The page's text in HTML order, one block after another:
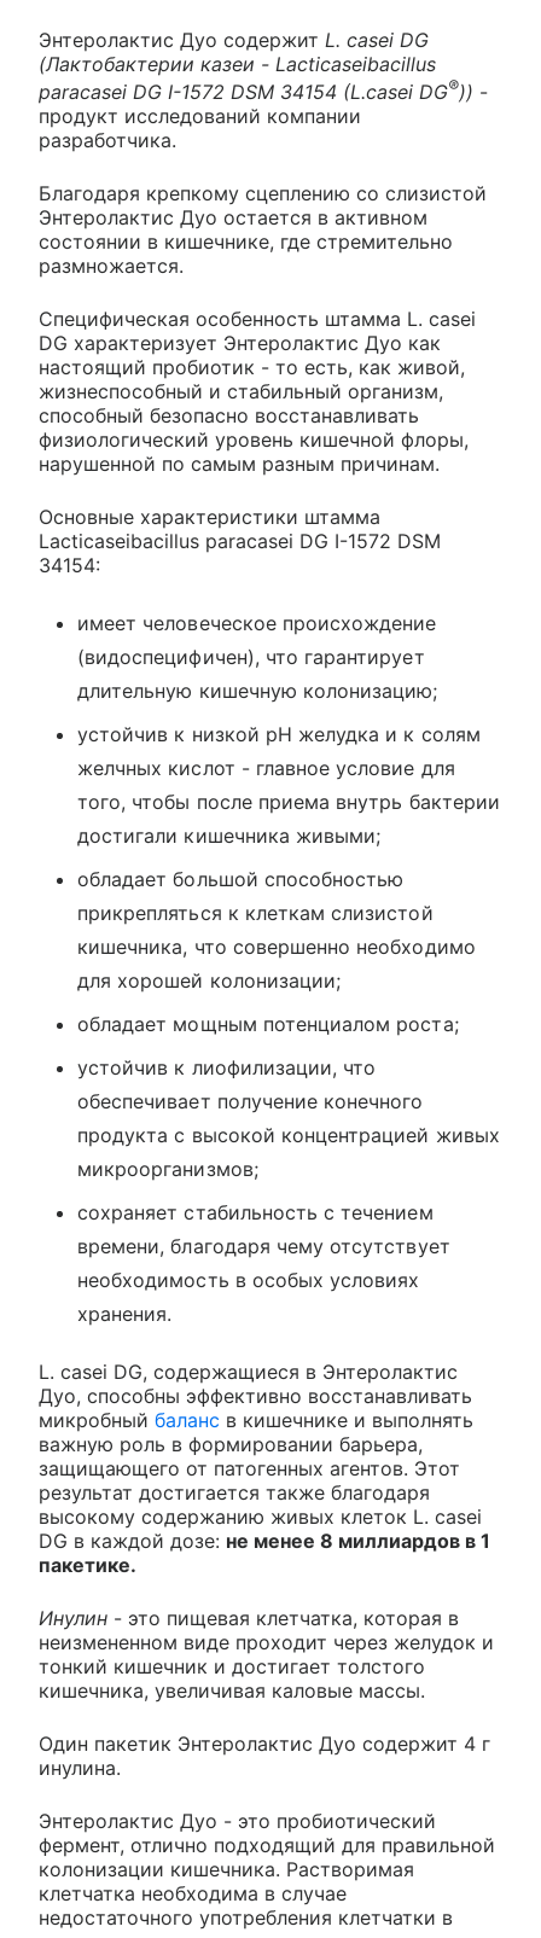
Энтеролактис Дуо содержит L. casei DG
(Лактобактерии казеи - Lacticaseibacillus
paracasei DG I-1572 DSM 34154 (L.casei DG®)) -
продукт исследований компании
разработчика.
Благодаря крепкому сцеплению со слизистой
Энтеролактис Дуо остается в активном
состоянии в кишечнике, где стремительно
размножается.
Специфическая особенность штамма L. casei
DG характеризует Энтеролактис Дуо как
настоящий пробиотик - то есть, как живой,
жизнеспособный и стабильный организм,
способный безопасно восстанавливать
физиологический уровень кишечной флоры,
нарушенной по самым разным причинам.
Основные характеристики штамма
Lacticaseibacillus paracasei DG I-1572 DSM
34154:
имеет человеческое происхождение
(видоспецифичен), что гарантирует
длительную кишечную колонизацию;
устойчив к низкой pH желудка и к солям
желчных кислот - главное условие для
того, чтобы после приема внутрь бактерии
достигали кишечника живыми;
обладает большой способностью
прикрепляться к клеткам слизистой
кишечника, что совершенно необходимо
для хорошей колонизации;
обладает мощным потенциалом роста;
устойчив к лиофилизации, что
обеспечивает получение конечного
продукта с высокой концентрацией живых
микроорганизмов;
сохраняет стабильность с течением
времени, благодаря чему отсутствует
необходимость в особых условиях
хранения.
L. casei DG, содержащиеся в Энтеролактис
Дуо, способны эффективно восстанавливать
микробный баланс в кишечнике и выполнять
важную роль в формировании барьера,
защищающего от патогенных агентов. Этот
результат достигается также благодаря
высокому содержанию живых клеток L. casei
DG в каждой дозе: не менее 8 миллиардов в 1
пакетике.
Инулин - это пищевая клетчатка, которая в
неизмененном виде проходит через желудок и
тонкий кишечник и достигает толстого
кишечника, увеличивая каловые массы.
Один пакетик Энтеролактис Дуо содержит 4 г
инулина.
Энтеролактис Дуо - это пробиотический
фермент, отлично подходящий для правильной
колонизации кишечника. Растворимая
клетчатка необходима в случае
недостаточного употребления клетчатки в